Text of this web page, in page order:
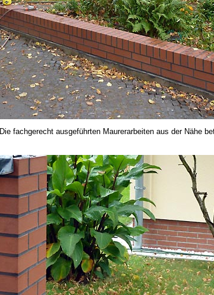
Die fachgerecht ausgeführten Maurerarbeiten aus der Nähe